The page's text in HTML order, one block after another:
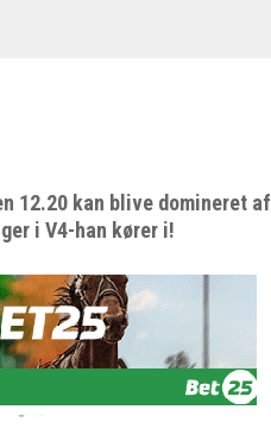
12.20 kan blive domineret af
i V4-han kører i!